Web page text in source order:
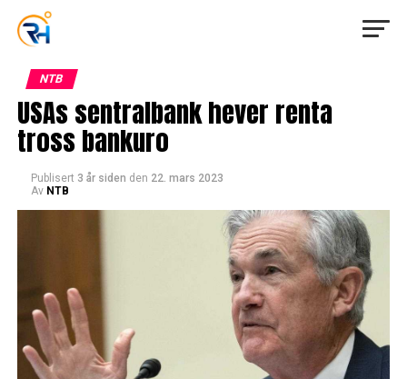
NTB
USAs sentralbank hever renta
tross bankuro
Publisert 3 år siden den 22. mars 2023
Av NTB